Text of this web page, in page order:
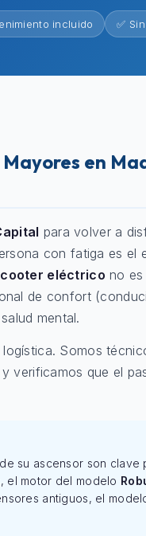
incluido ✅
en
para volver a
con fatiga es el
eléctrico no es
de confort
mental.
Somos
verificamos que el
su ascensor son
el motor del modelo
antiguos, el